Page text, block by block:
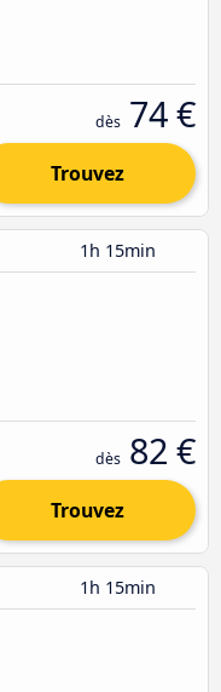
dès 74 €
Trouvez
1h 15min
dès 82 €
Trouvez
1h 15min